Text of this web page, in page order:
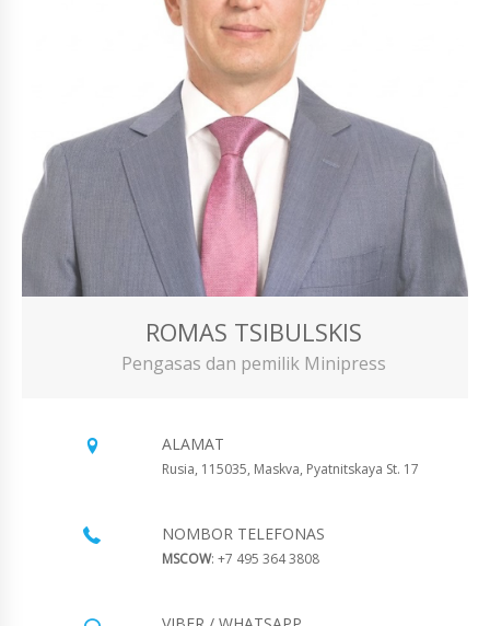
ROMAS TSIBULSKIS
Pengasas dan pemilik Minipress
ALAMAT
Rusia, 115035, Maskva, Pyatnitskaya St. 17
NOMBOR TELEFONAS
MSCOW: +7 495 364 3808